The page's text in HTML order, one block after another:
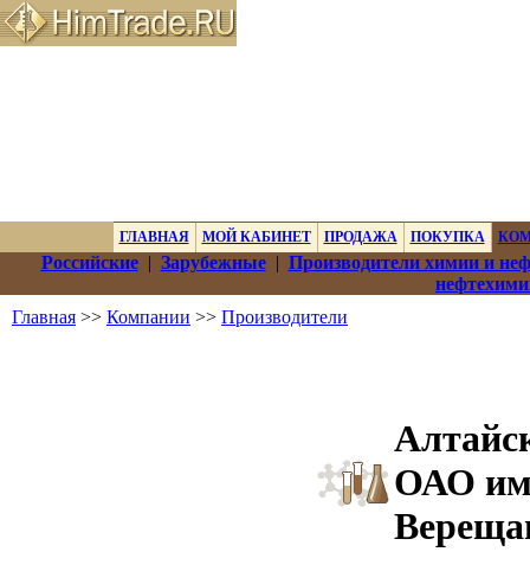
ГЛАВНАЯ МОЙ КАБИНЕТ ПРОДАЖА ПОКУПКА
Российские| Зарубежные| Производители химии и
Главная >> Компании >> Производители
ОАО